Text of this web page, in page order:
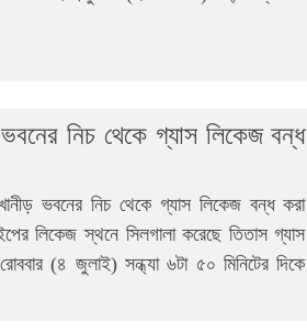
নিচ থেকে গ্যাস লিকেজ বন্ধ
ভবনের নিচ থেকে গ্যাস লিকেজ বন্ধ করা
লিকেজ স্থনে সিলগালা করেছে তিতাস গ্যাস
(৪ জুলাই) সন্ধ্যা ৬টা ৫০ মিনিটের দিকে